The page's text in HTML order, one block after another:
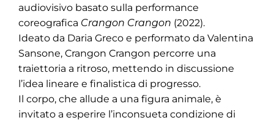
audiovisivo basato sulla performance
coreografica Crangon Crangon (2022).
Ideato da Daria Greco e performato da Valentina
Sansone, Crangon Crangon percorre una
traiettoria a ritroso, mettendo in discussione
l’idea lineare e finalistica di progresso.
Il corpo, che allude a una figura animale, è
invitato a esperire l’inconsueta condizione di